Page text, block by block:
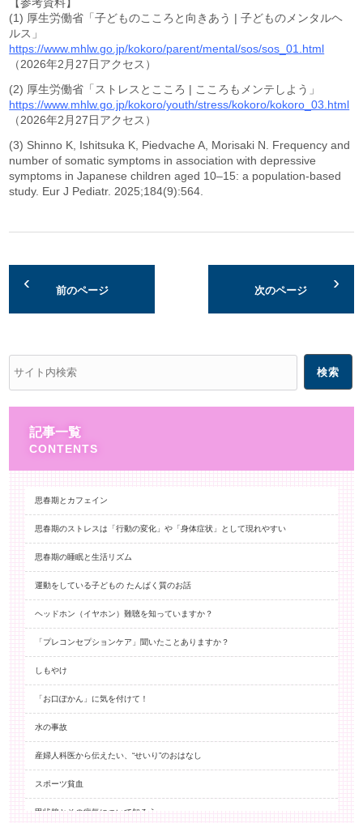
(1) 厚生労働省「子どものこころと向きあう | 子どものメンタルヘ
ルス」
https://www.mhlw.go.jp/kokoro/parent/mental/sos/sos_01.html
（2026年2月27日アクセス）
(2) 厚生労働省「ストレスとこころ | こころもメンテしよう」
https://www.mhlw.go.jp/kokoro/youth/stress/kokoro/kokoro_03.html
（2026年2月27日アクセス）
(3) Shinno K, Ishitsuka K, Piedvache A, Morisaki N. Frequency and
number of somatic symptoms in association with depressive
symptoms in Japanese children aged 10–15: a population-based
study. Eur J Pediatr. 2025;184(9):564.
前のページ 次のページ
記事一覧
思春期とカフェイン
思春期のストレスは「行動の変化」や「身体症状」として現れやすい
思春期の睡眠と生活リズム
運動をしている子どもの たんぱく質のお話
ヘッドホン（イヤホン）難聴を知っていますか？
「プレコンセプションケア」聞いたことありますか？
しもやけ
「お口ぽかん」に気を付けて！
水の事故
産婦人科医から伝えたい、“せいり”のおはなし
スポーツ貧血
甲状腺とその病気について知ろう